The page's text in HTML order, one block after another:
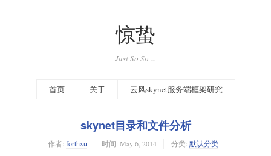
惊蛰
Just So So ...
首页 关于 云风skynet服务端框架研究
skynet目录和文件分析
作者: forthxu 时间: May 6, 2014 分类: 默认分类